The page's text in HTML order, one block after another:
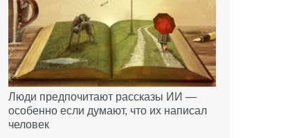
Люди предпочитают рассказы ИИ —
особенно если думают, что их написал
человек